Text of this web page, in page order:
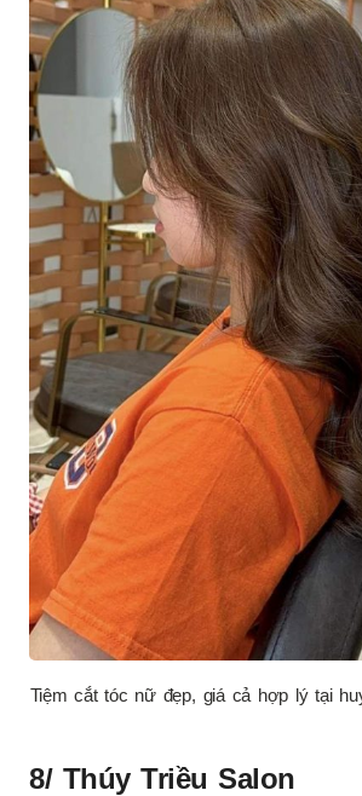
Tiệm cắt tóc nữ đẹp, giá cả hợp lý tại
8/ Thúy Triều Salon